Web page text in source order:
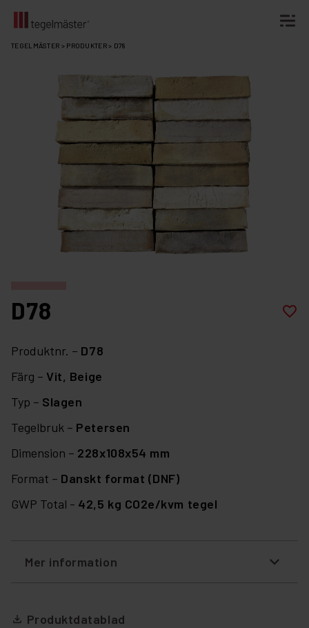
Fortsätt
TEGELMÄSTER > PRODUKTER> D78
D78 favorite_border
Produktnr. – D78
Färg – Vit, Beige
Typ – Slagen
Tegelbruk – Petersen
Dimension – 228x108x54 mm
Format – Danskt format (DNF)
GWP Total - 42,5 kg CO2e/kvm tegel
Mer information
file_download Produktdatablad